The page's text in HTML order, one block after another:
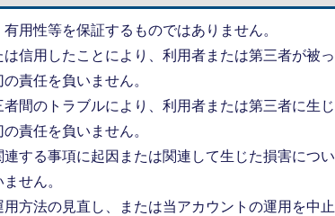
用性等を保証するものではありません。
信用したことにより、利用者または第三者が被っ
責任を負いません。
間のトラブルにより、利用者または第三者に生じ
責任を負いません。
する事項に起因または関連して生じた損害につい
せん。
方法の見直し、または当アカウントの運用を中止